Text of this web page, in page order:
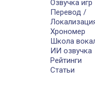
Озвучка игр
Перевод /
Хрономер
Школа
ИИ озвучка
Рейтинги
Статьи